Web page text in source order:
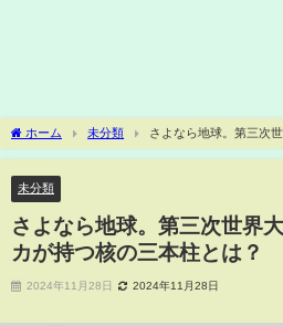
ホーム 未分類
さよなら地球。第三次
の三本柱とは？
未分類
さよなら地球。第三次世界
カが持つ核の三本柱とは？
2024年11月28日 2024年11月28日